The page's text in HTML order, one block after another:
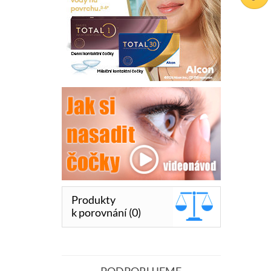
Produkty
k porovnání (0)